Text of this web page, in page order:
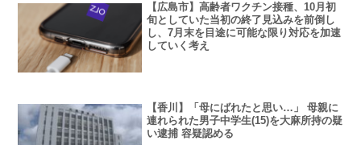
【広島市】高齢者ワクチン接種、10月初
旬としていた当初の終了見込みを前倒し
し、7月末を目途に可能な限り対応を加速
していく考え
【香川】「母にばれたと思い…」 母親に
連れられた男子中学生(15)を大麻所持の疑
い逮捕 容疑認める